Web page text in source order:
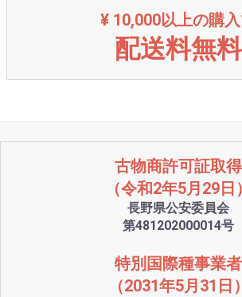
¥ 10,000以上の購
配送料無料
古物商許可証取得
（令和2年5月29日）
長野県公安委員会
第481202000014号
特別国際種事業者
（2031年5月31日）